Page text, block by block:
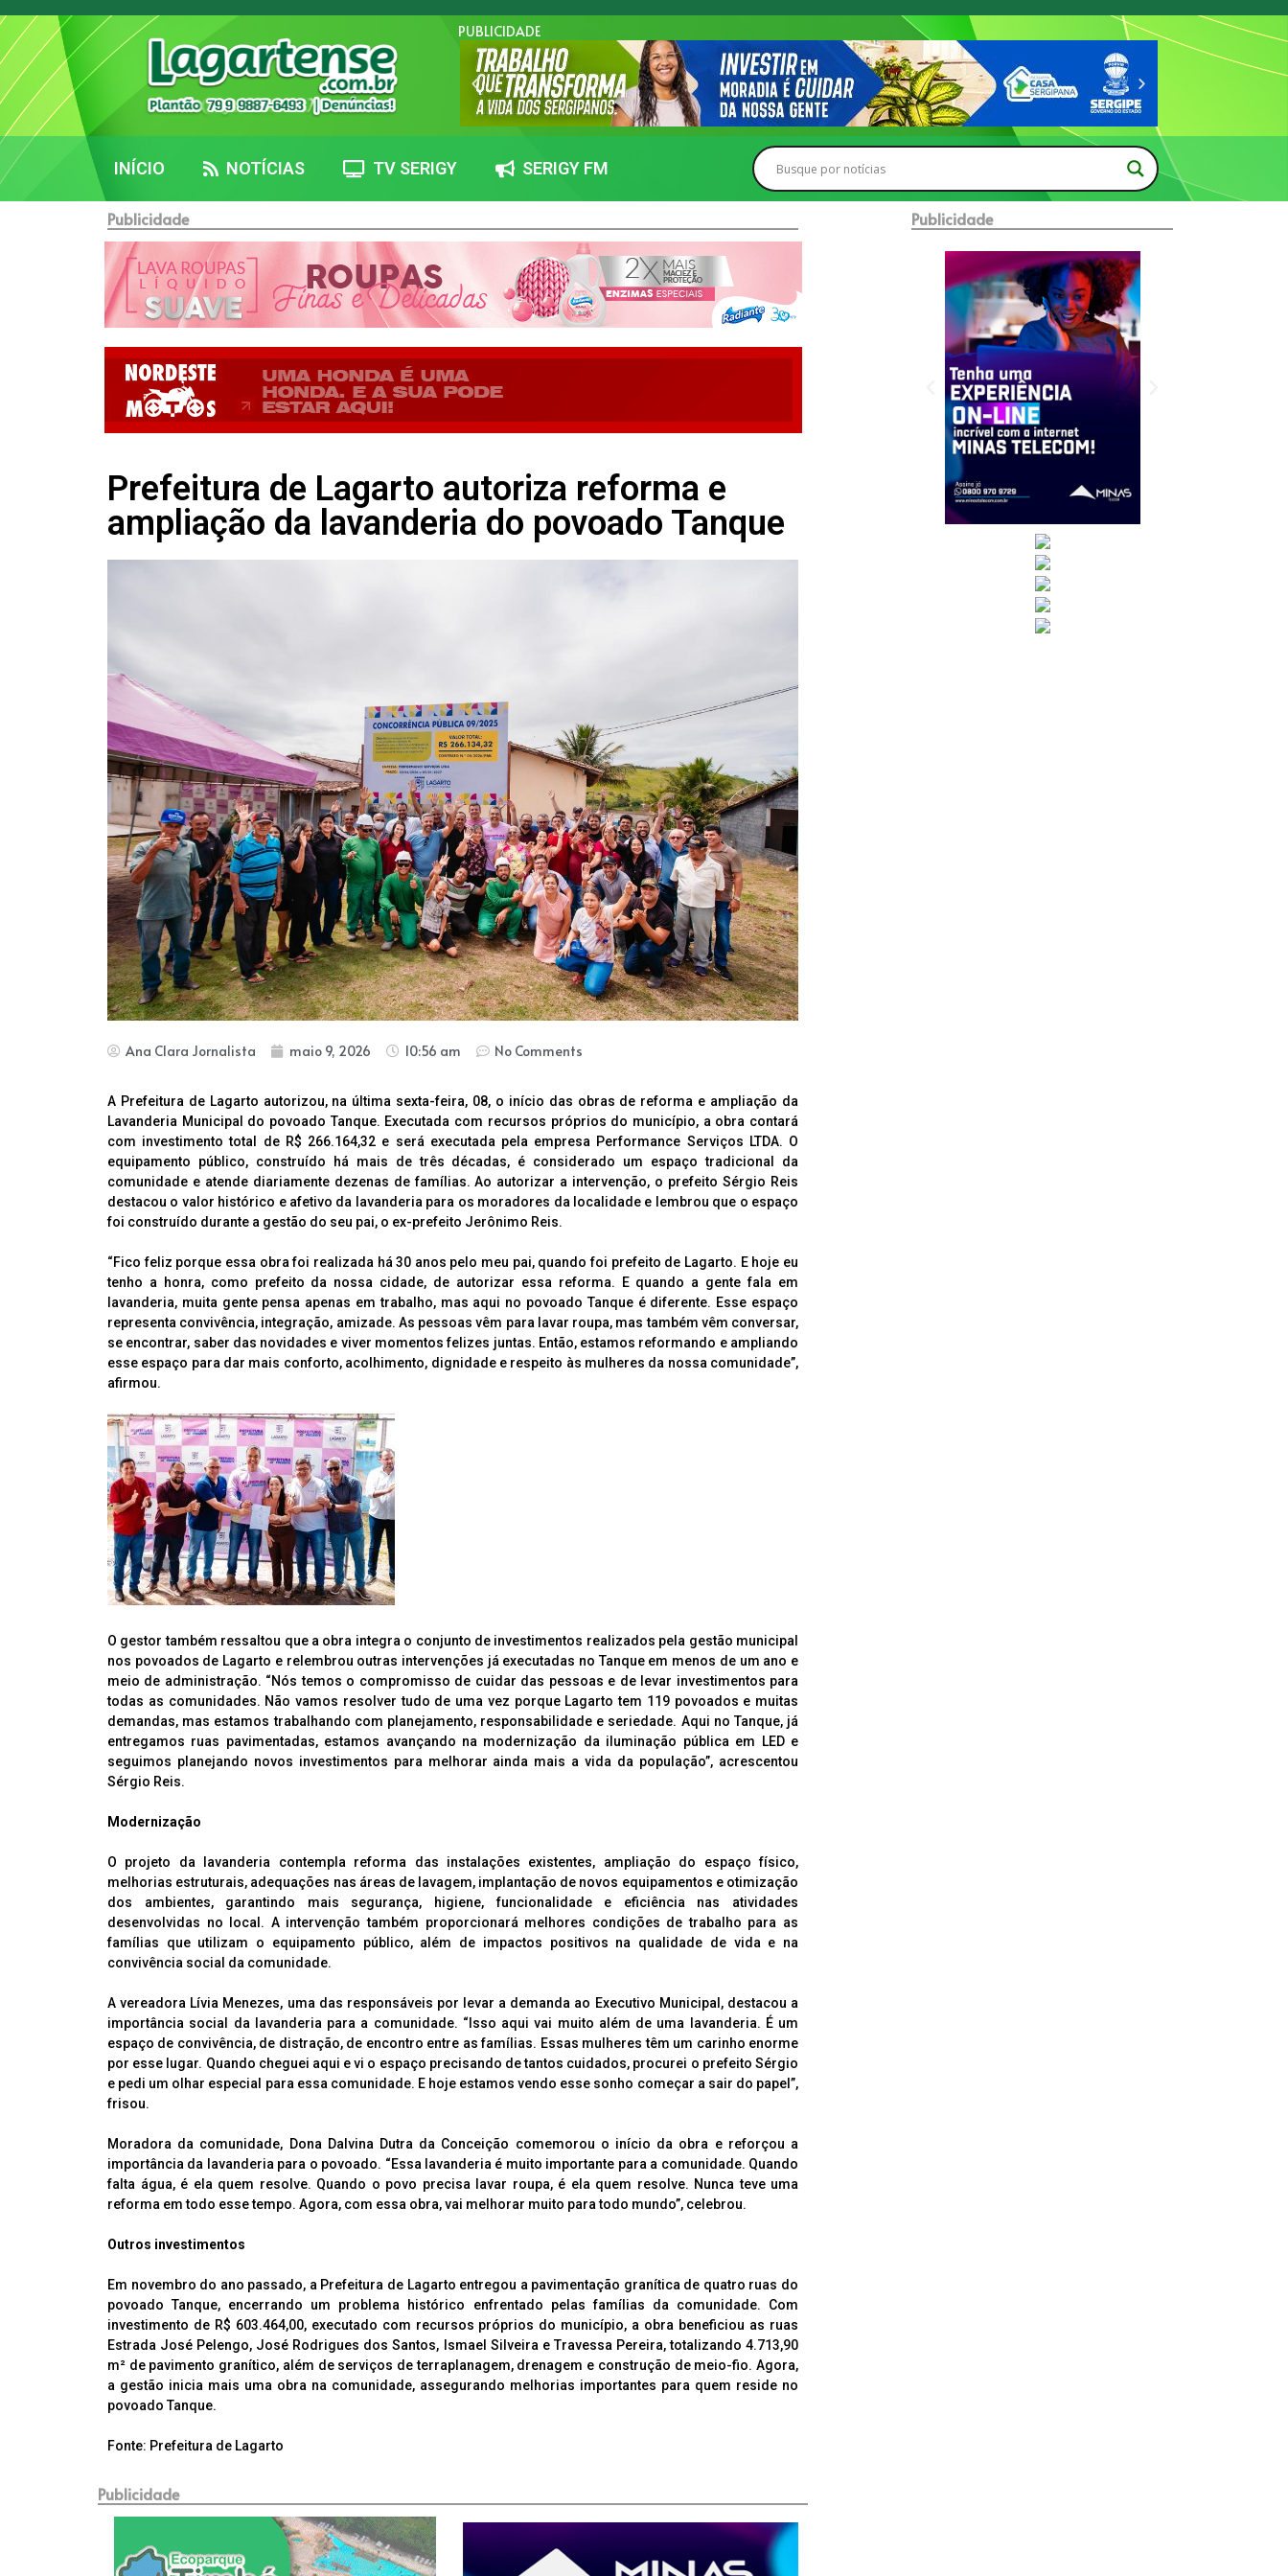
PUBLICIDADE
INÍCIO NOTÍCIAS TV SERIGY SERIGY FM
Publicidade
Prefeitura de Lagarto autoriza reforma e
ampliação da lavanderia do povoado Tanque
Ana Clara Jornalista maio 9, 2026 10:56 am No Comments
A Prefeitura de Lagarto autorizou, na última sexta-feira, 08, o início das obras de reforma e ampliação da
Lavanderia Municipal do povoado Tanque. Executada com recursos próprios do município, a obra contará
com investimento total de R$ 266.164,32 e será executada pela empresa Performance Serviços LTDA. O
equipamento público, construído há mais de três décadas, é considerado um espaço tradicional da
comunidade e atende diariamente dezenas de famílias. Ao autorizar a intervenção, o prefeito Sérgio Reis
destacou o valor histórico e afetivo da lavanderia para os moradores da localidade e lembrou que o espaço
foi construído durante a gestão do seu pai, o ex-prefeito Jerônimo Reis.
“Fico feliz porque essa obra foi realizada há 30 anos pelo meu pai, quando foi prefeito de Lagarto. E hoje eu
tenho a honra, como prefeito da nossa cidade, de autorizar essa reforma. E quando a gente fala em
lavanderia, muita gente pensa apenas em trabalho, mas aqui no povoado Tanque é diferente. Esse espaço
representa convivência, integração, amizade. As pessoas vêm para lavar roupa, mas também vêm conversar,
se encontrar, saber das novidades e viver momentos felizes juntas. Então, estamos reformando e ampliando
esse espaço para dar mais conforto, acolhimento, dignidade e respeito às mulheres da nossa comunidade”,
afirmou.
O gestor também ressaltou que a obra integra o conjunto de investimentos realizados pela gestão municipal
nos povoados de Lagarto e relembrou outras intervenções já executadas no Tanque em menos de um ano e
meio de administração. “Nós temos o compromisso de cuidar das pessoas e de levar investimentos para
todas as comunidades. Não vamos resolver tudo de uma vez porque Lagarto tem 119 povoados e muitas
demandas, mas estamos trabalhando com planejamento, responsabilidade e seriedade. Aqui no Tanque, já
entregamos ruas pavimentadas, estamos avançando na modernização da iluminação pública em LED e
seguimos planejando novos investimentos para melhorar ainda mais a vida da população”, acrescentou
Sérgio Reis.
Modernização
O projeto da lavanderia contempla reforma das instalações existentes, ampliação do espaço físico,
melhorias estruturais, adequações nas áreas de lavagem, implantação de novos equipamentos e otimização
dos ambientes, garantindo mais segurança, higiene, funcionalidade e eficiência nas atividades
desenvolvidas no local. A intervenção também proporcionará melhores condições de trabalho para as
famílias que utilizam o equipamento público, além de impactos positivos na qualidade de vida e na
convivência social da comunidade.
A vereadora Lívia Menezes, uma das responsáveis por levar a demanda ao Executivo Municipal, destacou a
importância social da lavanderia para a comunidade. “Isso aqui vai muito além de uma lavanderia. É um
espaço de convivência, de distração, de encontro entre as famílias. Essas mulheres têm um carinho enorme
por esse lugar. Quando cheguei aqui e vi o espaço precisando de tantos cuidados, procurei o prefeito Sérgio
e pedi um olhar especial para essa comunidade. E hoje estamos vendo esse sonho começar a sair do papel”,
frisou.
Moradora da comunidade, Dona Dalvina Dutra da Conceição comemorou o início da obra e reforçou a
importância da lavanderia para o povoado. “Essa lavanderia é muito importante para a comunidade. Quando
falta água, é ela quem resolve. Quando o povo precisa lavar roupa, é ela quem resolve. Nunca teve uma
reforma em todo esse tempo. Agora, com essa obra, vai melhorar muito para todo mundo”, celebrou.
Outros investimentos
Em novembro do ano passado, a Prefeitura de Lagarto entregou a pavimentação granítica de quatro ruas do
povoado Tanque, encerrando um problema histórico enfrentado pelas famílias da comunidade. Com
investimento de R$ 603.464,00, executado com recursos próprios do município, a obra beneficiou as ruas
Estrada José Pelengo, José Rodrigues dos Santos, Ismael Silveira e Travessa Pereira, totalizando 4.713,90
m² de pavimento granítico, além de serviços de terraplanagem, drenagem e construção de meio-fio. Agora,
a gestão inicia mais uma obra na comunidade, assegurando melhorias importantes para quem reside no
povoado Tanque.
Fonte: Prefeitura de Lagarto
Publicidade
Publicidade